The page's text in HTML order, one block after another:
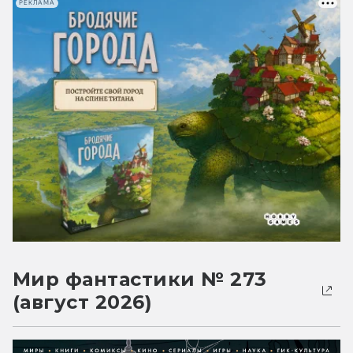
РЕКЛАМА
Мир фантастики № 273
(август 2026)